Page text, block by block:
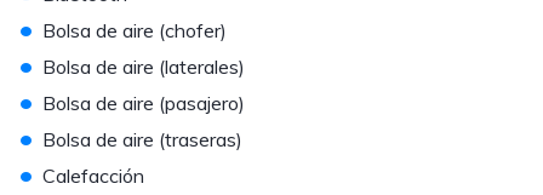
• Bolsa de aire (chofer)
• Bolsa de aire (laterales)
• Bolsa de aire (pasajero)
• Bolsa de aire (traseras)
• Calefacción